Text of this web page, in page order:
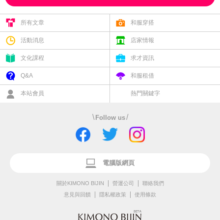
所有文章 和服穿搭
活動消息 店家情報
文化課程 求才資訊
Q&A 和服租借
本站會員 熱門關鍵字
\ Follow us/
電腦版網頁
關於KIMONO BIJIN 營運公司
聯絡我們
意見與回饋
隱私權政策 使用條款